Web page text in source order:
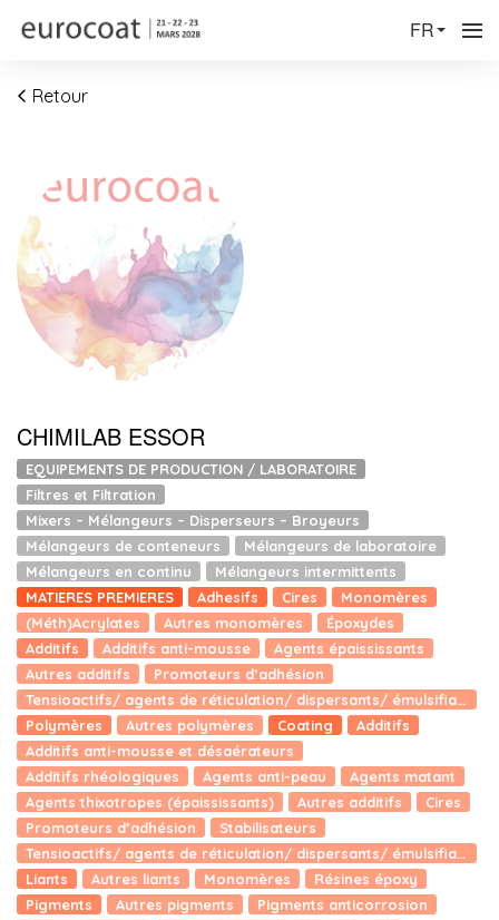
FR
Retour
CHIMILAB ESSOR
EQUIPEMENTS DE PRODUCTION / LABORATOIRE
Filtres et Filtration
Mixers – Mélangeurs – Disperseurs – Broyeurs
Mélangeurs de conteneurs
Mélangeurs de laboratoire
Mélangeurs en continu
Mélangeurs intermittents
MATIERES PREMIERES
Adhesifs Cires
Monomères
(Méth)Acrylates
Autres monomères
Époxydes
Additifs
Additifs anti-mousse
Agents épaississants
Autres additifs
Promoteurs d’adhésion
Tensioactifs/ agents de réticulation/ dispersants/ émulsifiants
Polymères
Autres polymères Coating
Additifs
Additifs anti-mousse et désaérateurs
Additifs rhéologiques
Agents anti-peau
Agents matant
Agents thixotropes (épaississants)
Autres additifs
Cires
Promoteurs d’adhésion
Stabilisateurs
Tensioactifs/ agents de réticulation/ dispersants/ émulsifiants
Liants
Autres liants Monomères
Résines époxy
Pigments
Autres pigments
Pigments anticorrosion